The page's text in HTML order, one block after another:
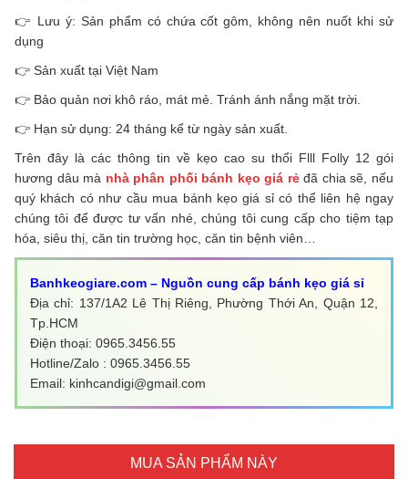
👉 Lưu ý: Sản phẩm có chứa cốt gôm, không nên nuốt khi sử
dụng
👉 Sản xuất tại Việt Nam
👉 Bảo quản nơi khô ráo, mát mẻ. Tránh ánh nắng mặt trời.
👉 Hạn sử dụng: 24 tháng kể từ ngày sản xuất.
Trên đây là các thông tin về kẹo cao su thổi Flll Folly 12 gói
hương dâu mà nhà phân phối bánh kẹo giá rẻđã chia sẽ, nếu
quý khách có như cầu mua bánh kẹo giá sỉ có thể liên hệ ngay
chúng tôi để được tư vấn nhé, chúng tôi cung cấp cho tiệm tạp
hóa, siêu thị, căn tin trường học, căn tin bệnh viên…
Banhkeogiare.com – Nguồn cung cấp bánh kẹo giá sỉ
Địa chỉ: 137/1A2 Lê Thị Riêng, Phường Thới An, Quận 12,
Tp.HCM
Điện thoại: 0965.3456.55
Hotline/Zalo : 0965.3456.55
Email: kinhcandigi@gmail.com
MUA SẢN PHẨM NÀY